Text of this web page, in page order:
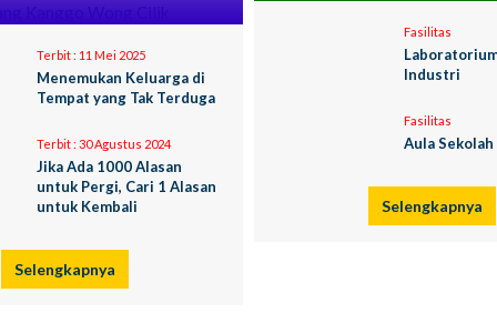
Terbit : 11 Mei 2025
Menemukan Keluarga di
Tempat yang Tak Terduga
Terbit : 30 Agustus 2024
Jika Ada 1000 Alasan
untuk Pergi, Cari 1 Alasan
untuk Kembali
Selengkapnya
Fasilitas
Industri
Fasilitas
Aula Sekolah
Selengkapnya